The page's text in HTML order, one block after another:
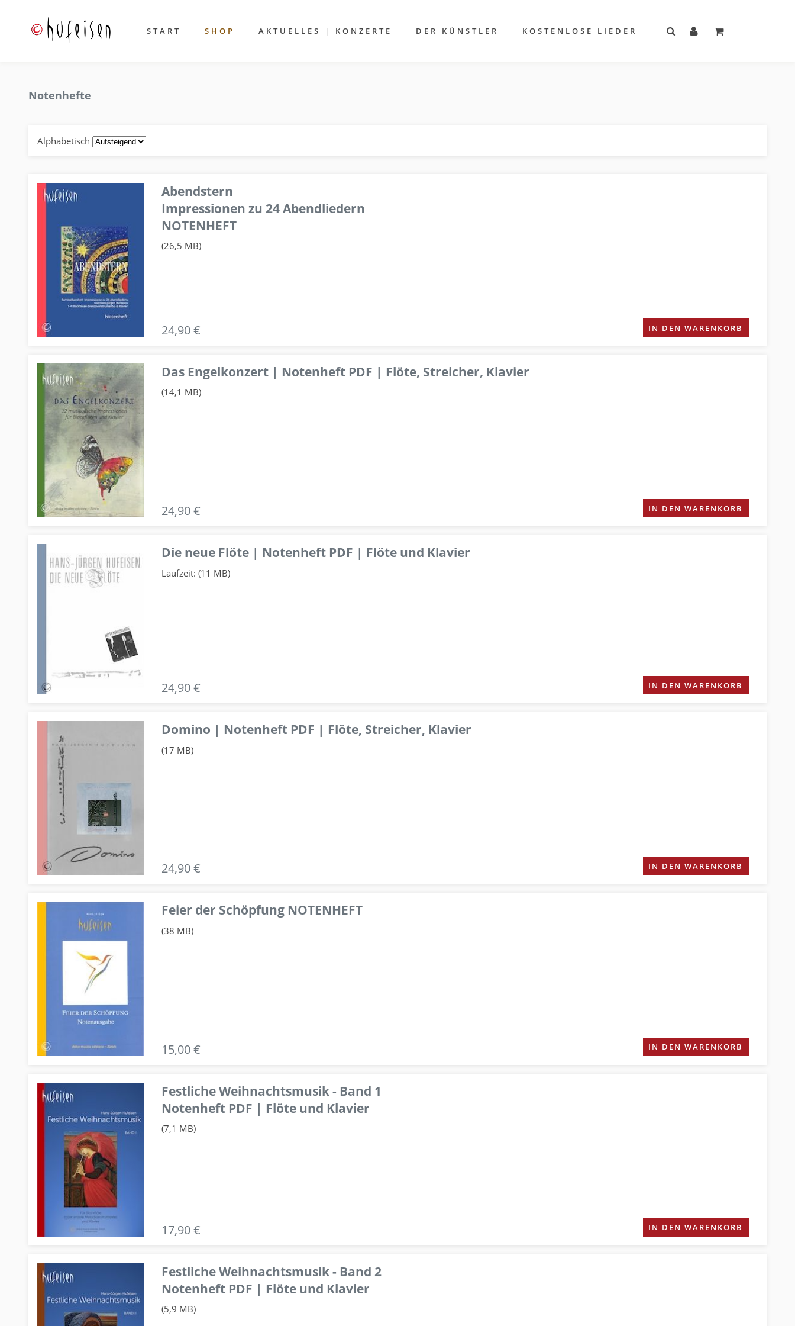
START SHOP AKTUELLES | KONZERTE DER KÜNSTLER KOSTENLOSE LIEDER
Notenhefte
Alphabetisch
Abendstern
Impressionen zu 24 Abendliedern
NOTENHEFT
(26,5 MB)
24,90 € IN DEN WARENKORB
Das Engelkonzert | Notenheft PDF | Flöte, Streicher, Klavier
(14,1 MB)
24,90 € IN DEN WARENKORB
Die neue Flöte | Notenheft PDF | Flöte und Klavier
Laufzeit: (11 MB)
24,90 € IN DEN WARENKORB
Domino | Notenheft PDF | Flöte, Streicher, Klavier
(17 MB)
24,90 € IN DEN WARENKORB
Feier der Schöpfung NOTENHEFT
(38 MB)
15,00 € IN DEN WARENKORB
Festliche Weihnachtsmusik - Band 1
Notenheft PDF | Flöte und Klavier
(7,1 MB)
17,90 € IN DEN WARENKORB
Festliche Weihnachtsmusik - Band 2
Notenheft PDF | Flöte und Klavier
(5,9 MB)